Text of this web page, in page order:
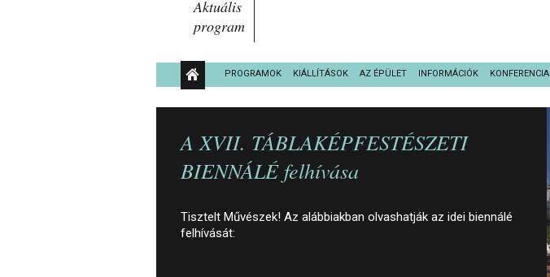
Aktuális
program
PROGRAMOK KIÁLLÍTÁSOK AZ ÉPÜLET INFORMÁCIÓK KONFERENCIA
KÖZÉRDEKŰ ADATOK
A XVII. TÁBLAKÉPFESTÉSZETI
BIENNÁLÉ felhívása
Tisztelt Művészek! Az alábbiakban olvashatják az idei biennálé
felhívását: